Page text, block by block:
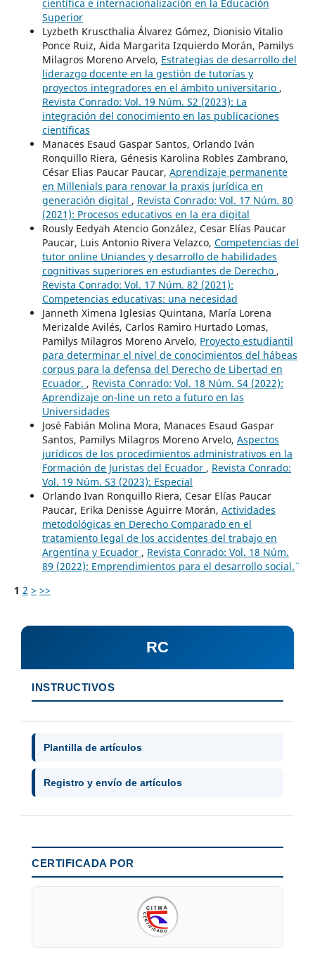
científica e internacionalización en la Educación
Superior
Lyzbeth Kruscthalia Álvarez Gómez, Dionisio Vitalio
Ponce Ruiz, Aida Margarita Izquierdo Morán, Pamilys
Milagros Moreno Arvelo, Estrategias de desarrollo del
liderazgo docente en la gestión de tutorías y
proyectos integradores en el ámbito universitario ,
Revista Conrado: Vol. 19 Núm. S2 (2023): La
integración del conocimiento en las publicaciones
científicas
Manaces Esaud Gaspar Santos, Orlando Iván
Ronquillo Riera, Génesis Karolina Robles Zambrano,
César Elias Paucar Paucar, Aprendizaje permanente
en Millenials para renovar la praxis jurídica en
generación digital , Revista Conrado: Vol. 17 Núm. 80
(2021): Procesos educativos en la era digital
Rously Eedyah Atencio González, Cesar Elías Paucar
Paucar, Luis Antonio Rivera Velazco, Competencias del
tutor online Uniandes y desarrollo de habilidades
cognitivas superiores en estudiantes de Derecho ,
Revista Conrado: Vol. 17 Núm. 82 (2021):
Competencias educativas: una necesidad
Janneth Ximena Iglesias Quintana, María Lorena
Merizalde Avilés, Carlos Ramiro Hurtado Lomas,
Pamilys Milagros Moreno Arvelo, Proyecto estudiantil
para determinar el nivel de conocimientos del hábeas
corpus para la defensa del Derecho de Libertad en
Ecuador. , Revista Conrado: Vol. 18 Núm. S4 (2022):
Aprendizaje on-line un reto a futuro en las
Universidades
José Fabián Molina Mora, Manaces Esaud Gaspar
Santos, Pamilys Milagros Moreno Arvelo, Aspectos
jurídicos de los procedimientos administrativos en la
Formación de Juristas del Ecuador , Revista Conrado:
Vol. 19 Núm. S3 (2023): Especial
Orlando Ivan Ronquillo Riera, Cesar Elías Paucar
Paucar, Erika Denisse Aguirre Morán, Actividades
metodológicas en Derecho Comparado en el
tratamiento legal de los accidentes del trabajo en
Argentina y Ecuador , Revista Conrado: Vol. 18 Núm.
89 (2022): ¨Emprendimientos para el desarrollo social.¨
1 2 > >>
RC
INSTRUCTIVOS
Plantilla de artículos
Registro y envío de artículos
CERTIFICADA POR